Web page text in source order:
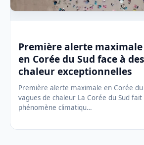
Première alerte
en Corée du Sud face à
chaleur exceptionnelles
Première alerte maximale en Corée du
vagues de chaleur La Corée du Sud
phénomène climatiqu…